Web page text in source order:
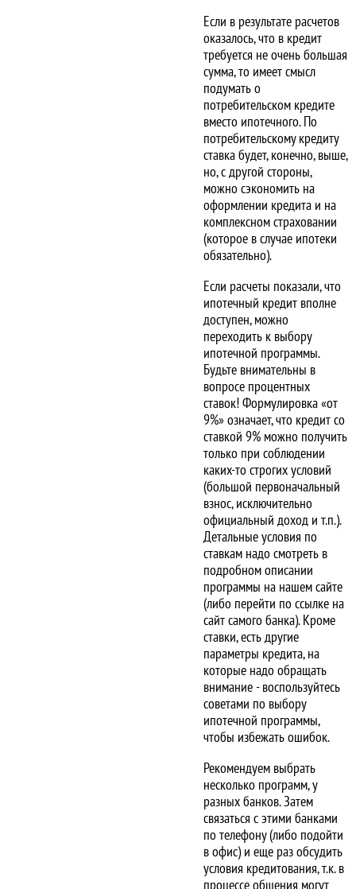
Если в результате расчетов
оказалось, что в кредит
требуется не очень большая
сумма, то имеет смысл
подумать о
потребительском кредите
вместо ипотечного. По
потребительскому кредиту
ставка будет, конечно, выше,
но, с другой стороны,
можно сэкономить на
оформлении кредита и на
комплексном страховании
(которое в случае ипотеки
обязательно).
Если расчеты показали, что
ипотечный кредит вполне
доступен, можно
переходить к выбору
ипотечной программы.
Будьте внимательны в
вопросе процентных
ставок! Формулировка «от
9%» означает, что кредит со
ставкой 9% можно получить
только при соблюдении
каких-то строгих условий
(большой первоначальный
взнос, исключительно
официальный доход и т.п.).
Детальные условия по
ставкам надо смотреть в
подробном описании
программы на нашем сайте
(либо перейти по ссылке на
сайт самого банка). Кроме
ставки, есть другие
параметры кредита, на
которые надо обращать
внимание - воспользуйтесь
советами по выбору
ипотечной программы,
чтобы избежать ошибок.
Рекомендуем выбрать
несколько программ, у
разных банков. Затем
связаться с этими банками
по телефону (либо подойти
в офис) и еще раз обсудить
условия кредитования, т.к. в
процессе общения могут